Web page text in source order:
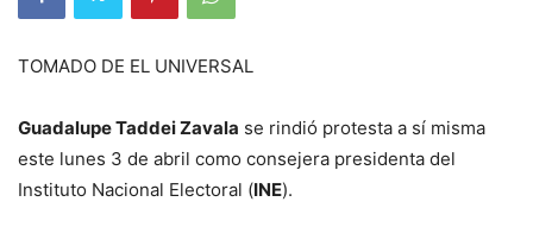
TOMADO DE EL UNIVERSAL
Guadalupe Taddei Zavala se rindió protesta a sí misma
este lunes 3 de abril como consejera presidenta del
Instituto Nacional Electoral (INE).